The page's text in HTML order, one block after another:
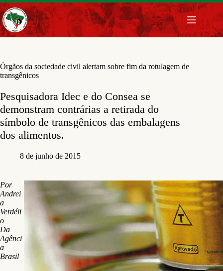
Pular
para
o
conteúdo
Órgãos da sociedade civil alertam sobre fim da rotulagem de
transgênicos
Pesquisadora Idec e do Consea se
demonstram contrárias a retirada do
símbolo de transgênicos das embalagens
dos alimentos.
8 de junho de 2015
Por
Andrei
a
Verdéli
o
Da
Agênci
a
Brasil